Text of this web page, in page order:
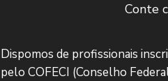
Conte
Dispomos de profissionais
pelo COFECI (Conselho